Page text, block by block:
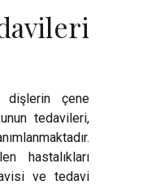
dişlerin çene
tedavileri,
hastalıkları
ve tedavi